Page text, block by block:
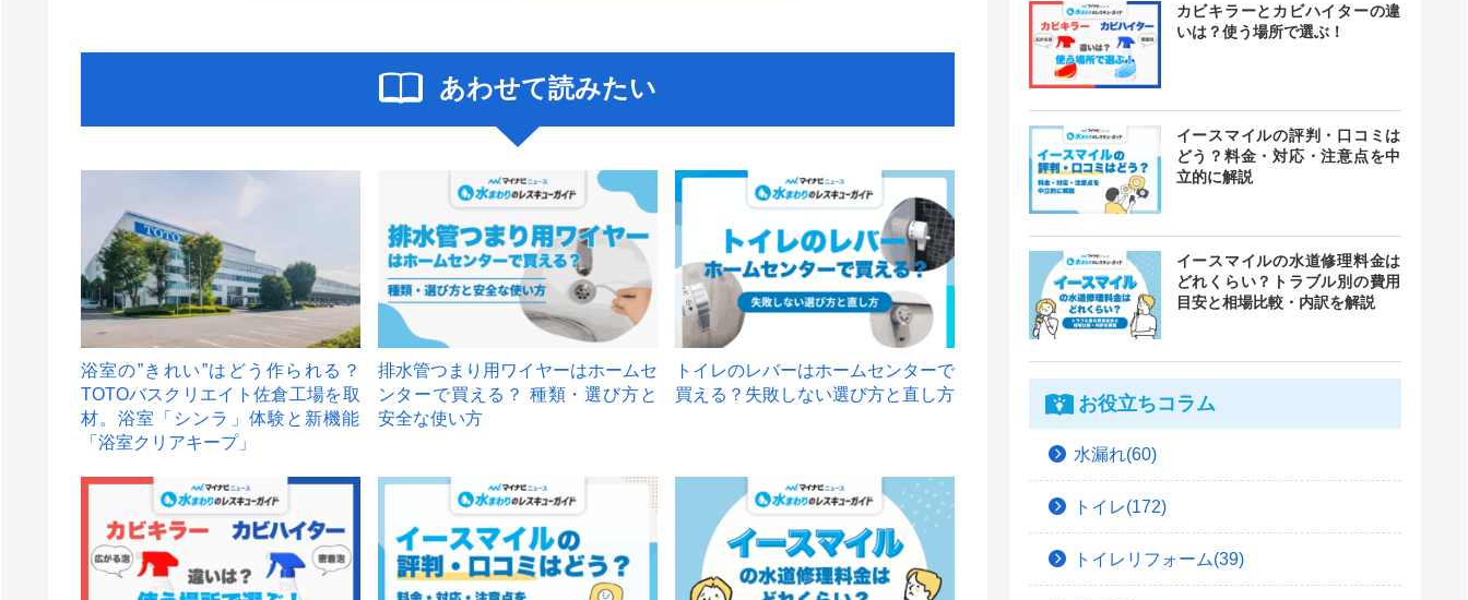
あわせて読みたい
浴室の”きれい”はどう作られる？
TOTOバスクリエイト佐倉工場を取
材。浴室「シンラ」体験と新機能
「浴室クリアキープ」
排水管つまり用ワイヤーはホームセ
ンターで買える？ 種類・選び方と
安全な使い方
トイレのレバーはホームセンターで
買える？失敗しない選び方と直し方
カビキラーとカビハイターの違
いは？使う場所で選ぶ！
イースマイルの評判・口コミは
どう？料金・対応・注意点を中
立的に解説
イースマイルの水道修理料金は
どれくらい？トラブル別の費用
目安と相場比較・内訳を解説
お役立ちコラム
水漏れ(60)
トイレ(172)
トイレリフォーム(39)